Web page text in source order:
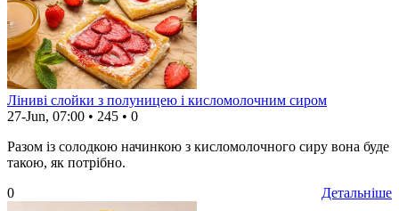
Ліниві слойки з полуницею і кисломолочним сиром
27-Jun, 07:00 • 245 • 0
Разом із солодкою начинкою з кисломолочного сиру вона буде
такою, як потрібно.
Детальніше
0